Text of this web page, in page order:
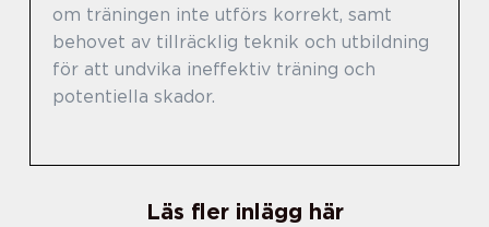
om träningen inte utförs korrekt, samt
behovet av tillräcklig teknik och utbildning
för att undvika ineffektiv träning och
potentiella skador.
Läs fler inlägg här